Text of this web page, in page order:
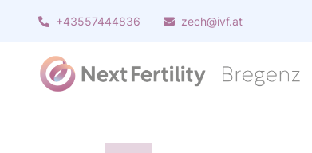
+43557444836 zech@ivf.at